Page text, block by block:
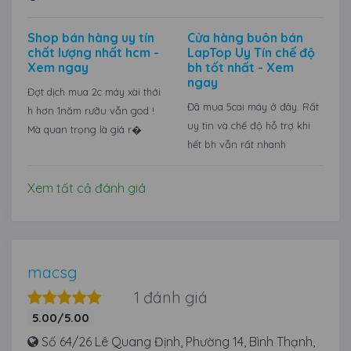
Shop bán hàng uy tín
chất lượng nhất hcm -
Xem ngay
Đợt dịch mua 2c máy xài thới
h hơn 1năm rưỡu vẫn god !
Mà quan trọng là giá r�
Cửa hàng buôn bán
LapTop Uy Tín chế độ
bh tốt nhất - Xem
ngay
Đã mua 5cai máy ở đây. Rất
uy tin và chế độ hỗ trợ khi
hết bh vẫn rất nhanh
Xem tất cả đánh giá
macsg
5.00/5.00
1 đánh giá
Số 64/26 Lê Quang Định, Phường 14, Bình Thạnh,